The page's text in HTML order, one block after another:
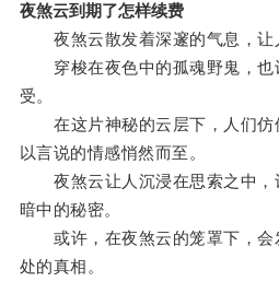
夜煞云到期了怎样续费
夜煞云散发着深邃的气息，让
穿梭在夜色中的孤魂野鬼，也
受。
在这片神秘的云层下，人们仿
以言说的情感悄然而至。
夜煞云让人沉浸在思索之中，
暗中的秘密。
或许，在夜煞云的笼罩下，会
处的真相。